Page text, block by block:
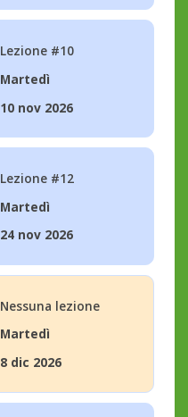
Lezione #10
Martedì
10 nov 2026
Lezione #12
Martedì
24 nov 2026
Nessuna lezione
Martedì
8 dic 2026